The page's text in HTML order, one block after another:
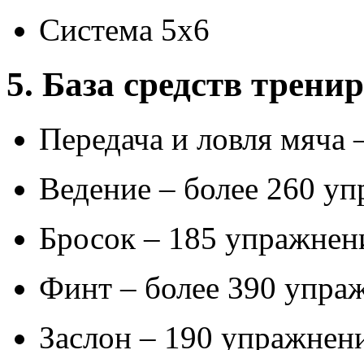
Система 5х6
5. База средств
Передача и ловля
Ведение – более 260
Бросок – 185
Финт – более 390
Заслон – 190